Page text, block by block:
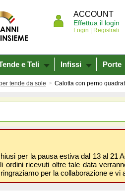
ACCOUNT
Effettua il login
Login | Registrati
e Teli Infissi Porte
tende da sole Calotta con perno
per la pausa estiva dal 13 al 21
ordini ricevuti oltre tale data
per la collaborazione e vi